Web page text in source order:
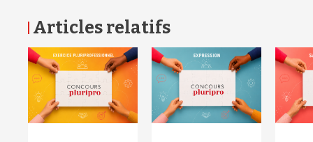
Articles relatifs
RETOUR HAUT DE PAGE